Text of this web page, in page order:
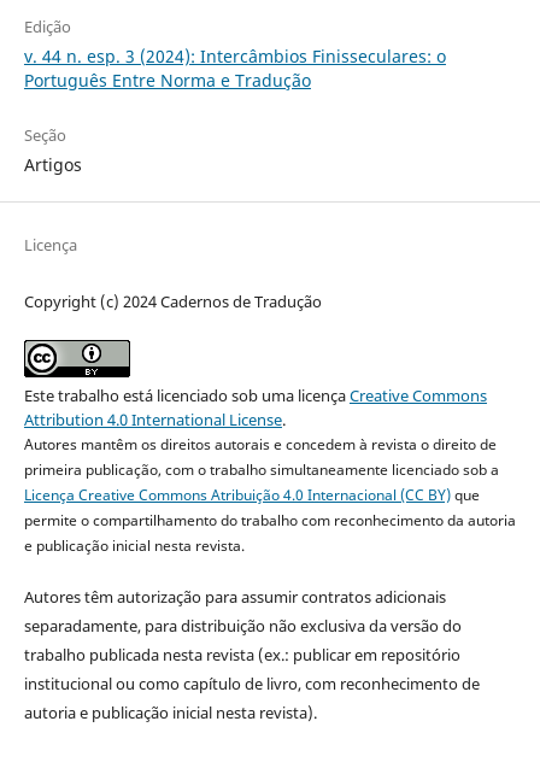
Edição
v. 44 n. esp. 3 (2024): Intercâmbios Finisseculares: o
Português Entre Norma e Tradução
Seção
Artigos
Licença
Copyright (c) 2024 Cadernos de Tradução
Este trabalho está licenciado sob uma licençaCreative Commons
Attribution 4.0 International License.
Autores mantêm os direitos autorais e concedem à revista o direito de
primeira publicação, com o trabalho simultaneamente licenciado sob a
Licença Creative Commons Atribuição 4.0 Internacional (CC BY)que
permite o compartilhamento do trabalho com reconhecimento da autoria
e publicação inicial nesta revista.
Autores têm autorização para assumir contratos adicionais
separadamente, para distribuição não exclusiva da versão do
trabalho publicada nesta revista (ex.: publicar em repositório
institucional ou como capítulo de livro, com reconhecimento de
autoria e publicação inicial nesta revista).